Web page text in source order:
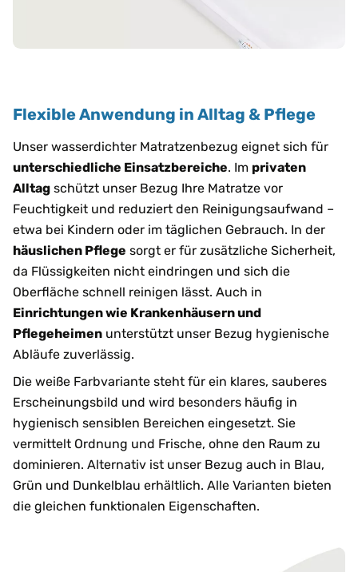
Flexible Anwendung in Alltag & Pflege
Unser wasserdichter Matratzenbezug eignet sich für
unterschiedliche Einsatzbereiche. Im privaten
Alltag schützt unser Bezug Ihre Matratze vor
Feuchtigkeit und reduziert den Reinigungsaufwand –
etwa bei Kindern oder im täglichen Gebrauch. In der
häuslichen Pflege sorgt er für zusätzliche Sicherheit,
da Flüssigkeiten nicht eindringen und sich die
Oberfläche schnell reinigen lässt. Auch in
Einrichtungen wie Krankenhäusern und
Pflegeheimen unterstützt unser Bezug hygienische
Abläufe zuverlässig.
Die weiße Farbvariante steht für ein klares, sauberes
Erscheinungsbild und wird besonders häufig in
hygienisch sensiblen Bereichen eingesetzt. Sie
vermittelt Ordnung und Frische, ohne den Raum zu
dominieren. Alternativ ist unser Bezug auch in Blau,
Grün und Dunkelblau erhältlich. Alle Varianten bieten
die gleichen funktionalen Eigenschaften.